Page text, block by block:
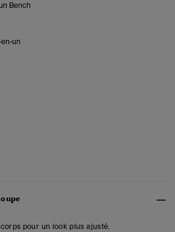
Bench
un
pour un look plus ajusté.